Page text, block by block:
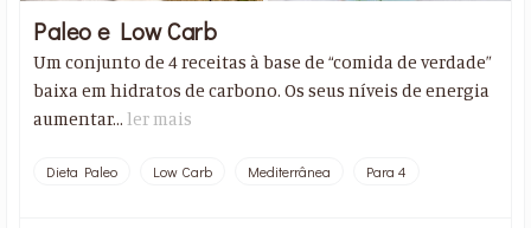
Paleo e Low Carb
Um conjunto de 4 receitas à base de “comida de verdade”
baixa em hidratos de carbono. Os seus níveis de energia
aumentar...ler mais
Dieta Paleo Low Carb Mediterrânea Para 4